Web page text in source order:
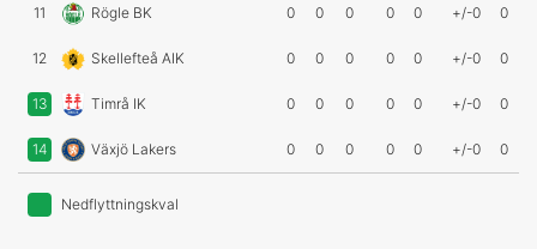
11 Rögle BK 0 0 0 0 0 +/-0 0
12 Skellefteå AIK 0 0 0 0 0 +/-0 0
13 Timrå IK 0 0 0 0 0 +/-0 0
14 Växjö Lakers 0 0 0 0 0 +/-0 0
Nedflyttningskval